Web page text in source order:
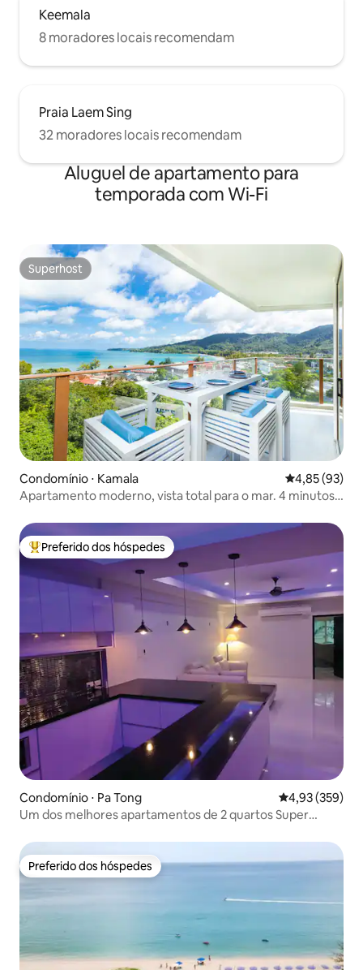
Keemala
8 moradores locais recomendam
Praia Laem Sing
32 moradores locais recomendam
Aluguel de apartamento para
temporada com Wi-Fi
Superhost
Superhost
Condomínio ⋅ Kamala 4,85 de uma
4,85 (93)
Apartamento moderno, vista total para o mar. 4 minutos a
curta caminhada de lojas e restaurantes, piscina infinita
enorme
Entre os melhores preferidos dos hóspedes
Preferido dos hóspedes
Condomínio ⋅ Pa Tong 4,93 de uma
4,93 (359)
Um dos melhores apartamentos de 2 quartos Super
Preferido dos hóspedes
Preferido dos hóspedes